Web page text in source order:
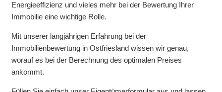
Energieeffizienz und vieles mehr bei der Bewertung Ihrer
Immobilie eine wichtige Rolle.
Mit unserer langjährigen Erfahrung bei der
Immobilienbewertung in Ostfriesland wissen wir genau,
worauf es bei der Berechnung des optimalen Preises
ankommt.